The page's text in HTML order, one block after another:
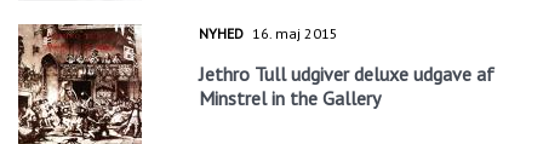
NYHED 16. maj 2015
Jethro Tull udgiver deluxe udgave af
Minstrel in the Gallery